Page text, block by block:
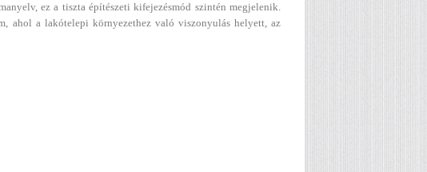
ez a tiszta építészeti kifejezésmód szintén megjelenik.
ahol a lakótelepi környezethez való viszonyulás helyett, az